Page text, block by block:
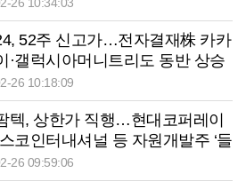
52주 신고가…전자결재株 카카
·갤럭시아머니트리도 동반 상승
26 10:18:09
텍, 상한가 직행…현대코퍼레이
코인터내셔널 등 자원개발주 ‘들
26 09:59:06